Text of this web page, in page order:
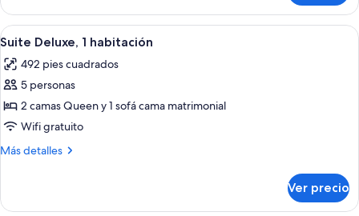
no
fumadores
Deluxe,
habitación,
no
fumadores
Abrir
todas
las
fotos
de
Suite
Deluxe,
Habitación de hotel con sofá,
4
Suite Deluxe, 1 habitación
492 pies cuadrados
5 personas
2 camas Queen y 1 sofá cama matrimonial
Wifi gratuito
Más detalles
Más
Deluxe,
Ver precio